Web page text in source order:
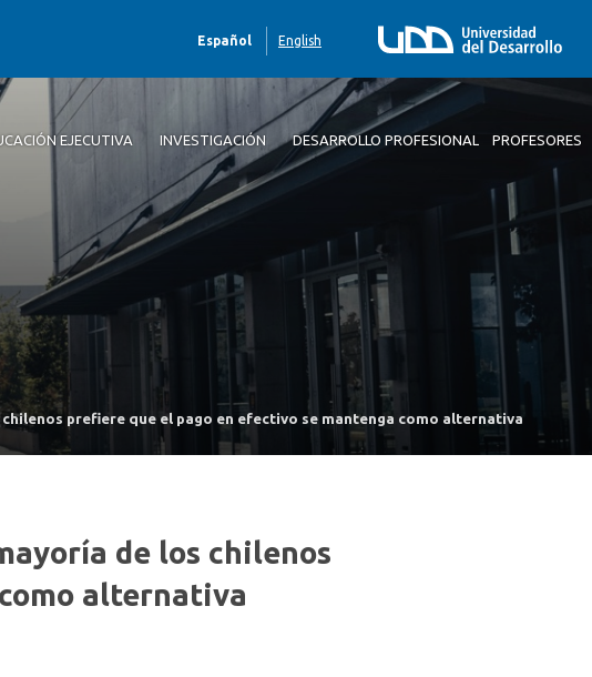
Español English
EJECUTIVA INVESTIGACIÓN DESARROLLO PROFESIONAL PROFESORES
prefiere que el pago en efectivo se mantenga como alternativa
de los chilenos
alternativa